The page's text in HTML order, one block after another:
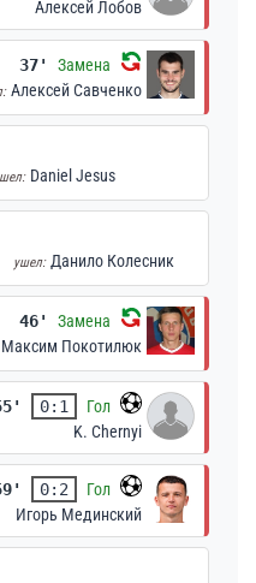
Алексей Лобов
37' Замена
Алексей Савченко
Daniel Jesus
ушел: Данило Колесник
46' Замена
Максим Покотилюк
0:1
Гол
K. Chernyi
0:2
Гол
Игорь Мединский